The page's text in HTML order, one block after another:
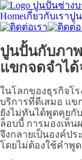
Homeเกี่ยวกับเราปู
ปูนปั้นกับภา
แขกจดจำได้
ในโลกของธุรกิจโ
บริการที่ดีเสมอ แ
ยังไม่ทันได้พูดคุยกั
ล็อบบี้ การมองเห็น
จึงกลายเป็นองค์ป
โดยไม่ต้องใช้คำพูด